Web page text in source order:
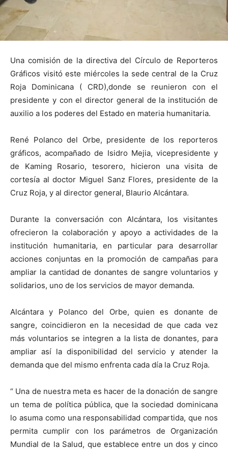
Una comisión de la directiva del Círculo de Reporteros
Gráficos visitó este miércoles la sede central de la Cruz
Roja Dominicana ( CRD),donde se reunieron con el
presidente y con el director general de la institución de
auxilio a los poderes del Estado en materia humanitaria.
René Polanco del Orbe, presidente de los reporteros
gráficos, acompañado de Isidro Mejia, vicepresidente y
de Kaming Rosario, tesorero, hicieron una visita de
cortesía al doctor Miguel Sanz Flores, presidente de la
Cruz Roja, y al director general, Blaurio Alcántara.
Durante la conversación con Alcántara, los visitantes
ofrecieron la colaboración y apoyo a actividades de la
institución humanitaria, en particular para desarrollar
acciones conjuntas en la promoción de campañas para
ampliar la cantidad de donantes de sangre voluntarios y
solidarios, uno de los servicios de mayor demanda.
Alcántara y Polanco del Orbe, quien es donante de
sangre, coincidieron en la necesidad de que cada vez
más voluntarios se integren a la lista de donantes, para
ampliar así la disponibilidad del servicio y atender la
demanda que del mismo enfrenta cada día la Cruz Roja.
“ Una de nuestra meta es hacer de la donación de sangre
un tema de política pública, que la sociedad dominicana
lo asuma como una responsabilidad compartida, que nos
permita cumplir con los parámetros de Organización
Mundial de la Salud, que establece entre un dos y cinco